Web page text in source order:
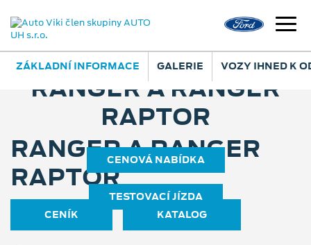
RANGER A RANGER
RAPTOR
CENOVÁ NABÍDKA
TESTOVACÍ JÍZDA
ZÁKLADNÍ INFORMACE GALERIE VOZY IHNED K
RANGER A RANGER
RAPTOR
CENÍK KATALOG